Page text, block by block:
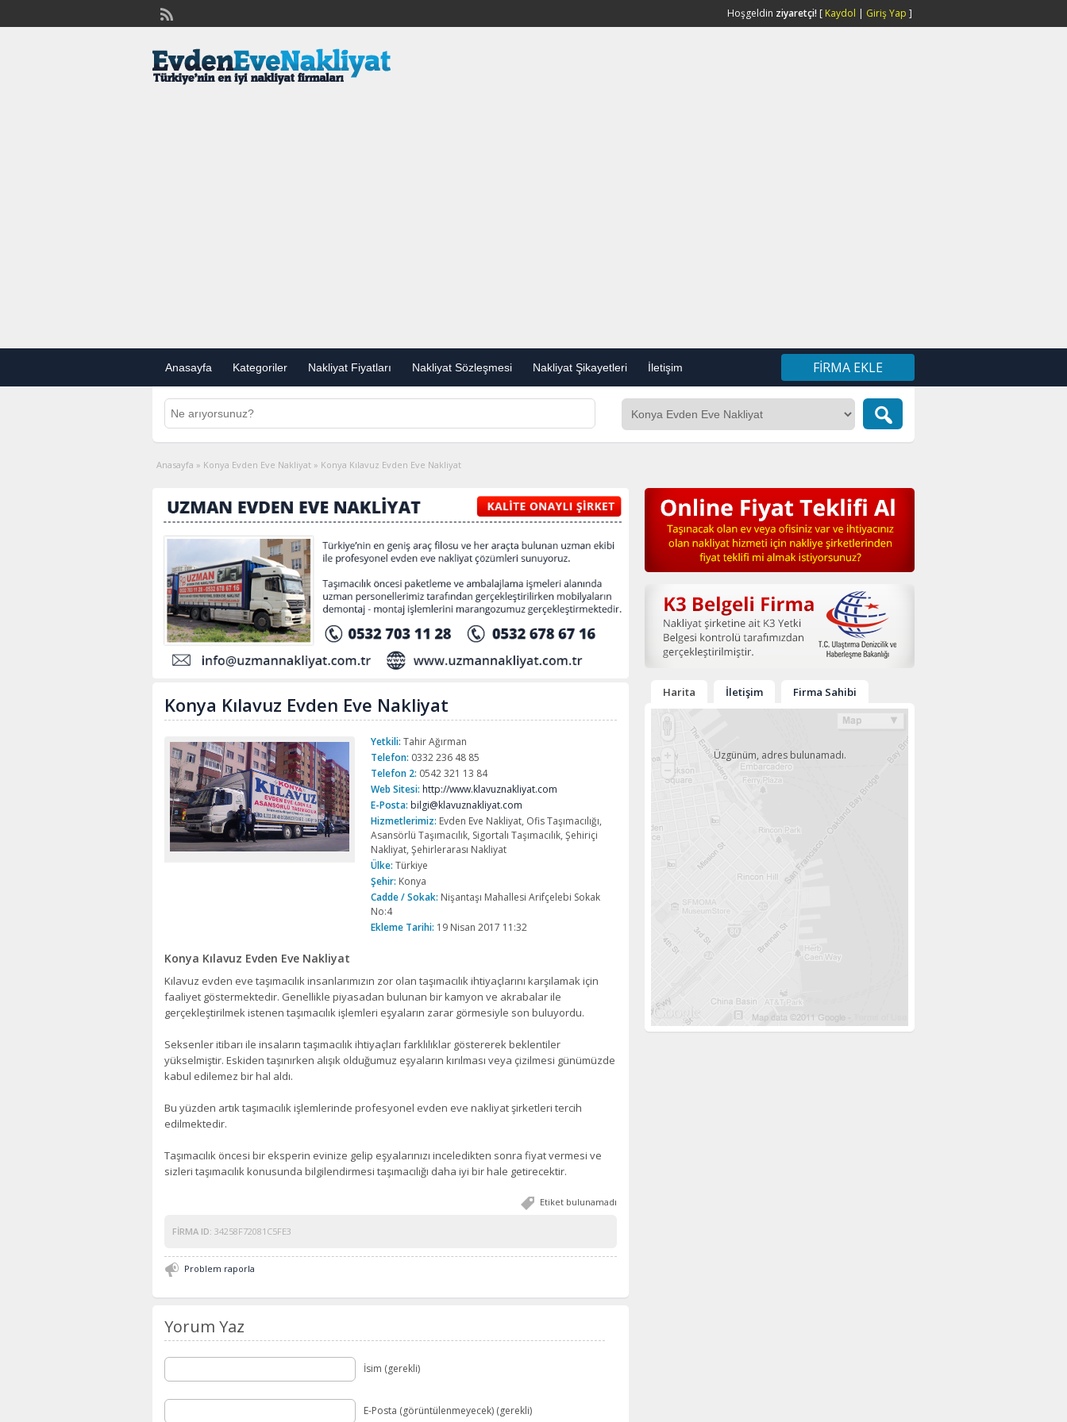
Hoşgeldin ziyaretçi! [ Kaydol | Giriş Yap ]
Anasayfa Kategoriler Nakliyat Fiyatları Nakliyat Sözleşmesi Nakliyat Şikayetleri İletişim FIRMA EKLE
Anasayfa » Konya Evden Eve Nakliyat » Konya Kılavuz Evden Eve Nakliyat
Konya Kılavuz Evden Eve Nakliyat
Yetkili: Tahir Ağırman
Telefon: 0332 236 48 85
Telefon 2: 0542 321 13 84
Web Sitesi: http://www.klavuznakliyat.com
E-Posta: bilgi@klavuznakliyat.com
Hizmetlerimiz: Evden Eve Nakliyat, Ofis Taşımacılığı,
Asansörlü Taşımacılık, Sigortalı Taşımacılık, Şehiriçi
Nakliyat, Şehirlerarası Nakliyat
Ülke: Türkiye
Şehir: Konya
Cadde / Sokak: Nişantaşı Mahallesi Arifçelebi Sokak
No:4
Ekleme Tarihi: 19 Nisan 2017 11:32
Konya Kılavuz Evden Eve Nakliyat
Kılavuz evden eve taşımacılık insanlarımızın zor olan taşımacılık ihtiyaçlarını karşılamak için
faaliyet göstermektedir. Genellikle piyasadan bulunan bir kamyon ve akrabalar ile
gerçekleştirilmek istenen taşımacılık işlemleri eşyaların zarar görmesiyle son buluyordu.
Seksenler itibarı ile insaların taşımacılık ihtiyaçları farklılıklar göstererek beklentiler
yükselmiştir. Eskiden taşınırken alışık olduğumuz eşyaların kırılması veya çizilmesi günümüzde
kabul edilemez bir hal aldı.
Bu yüzden artık taşımacılık işlemlerinde profesyonel evden eve nakliyat şirketleri tercih
edilmektedir.
Taşımacılık öncesi bir eksperin evinize gelip eşyalarınızı inceledikten sonra fiyat vermesi ve
sizleri taşımacılık konusunda bilgilendirmesi taşımacılığı daha iyi bir hale getirecektir.
Etiket bulunamadı
FIRMA ID: 34258F72081C5FE3
Problem raporla
Yorum Yaz
İsim (gerekli)
E-Posta (görüntülenmeyecek) (gerekli)
Harita İletişim Firma Sahibi
Üzgünüm, adres bulunamadı.